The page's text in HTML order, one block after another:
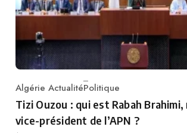
Category
Algérie ActualitéPolitique
Tizi Ouzou : qui est Rabah Brahimi,
vice-président de l’APN ?